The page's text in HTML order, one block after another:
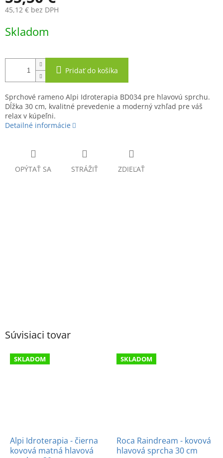
45,12 € bez DPH
cena:
Skladom
Pridať do košíka
Sprchové rameno Alpi Idroterapia BD034 pre hlavovú sprchu.
Dĺžka 30 cm, kvalitné prevedenie a moderný vzhľad pre váš
relax v kúpeľni.
Detailné informácie
OPÝTAŤ SA STRÁŽIŤ ZDIEĽAŤ
Súvisiaci tovar
SKLADOM
Alpi Idroterapia - čierna
kovová matná hlavová
SKLADOM
Roca Raindream - kovová
hlavová sprcha 30 cm